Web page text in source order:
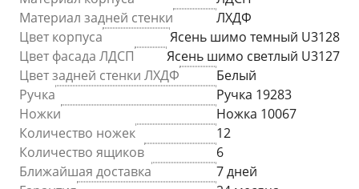
Материал задней стенки
ЛХДФ
Цвет корпуса
Ясень шимо темный U3128
Цвет фасада ЛДСП
Ясень шимо светлый U3127
Цвет задней стенки ЛХДФ
Белый
Ручка
Ручка 19283
Ножки
Ножка 10067
Количество ножек
12
Количество ящиков
6
Ближайшая доставка
7 дней